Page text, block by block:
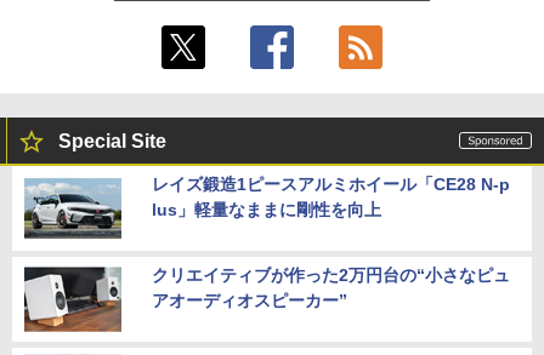
Special Site
レイズ鍛造1ピースアルミホイール「CE28 N-p
lus」軽量なままに剛性を向上
クリエイティブが作った2万円台の“小さなピュ
アオーディオスピーカー”